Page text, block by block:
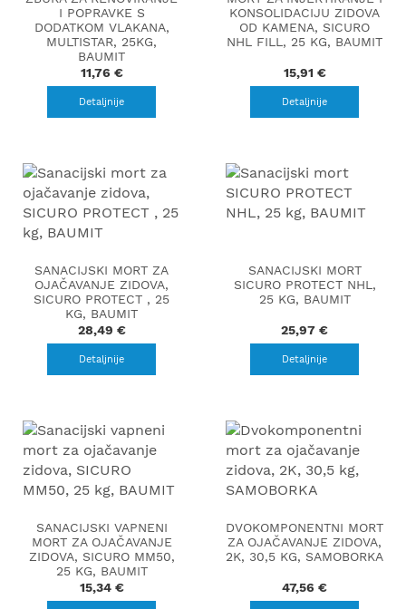
I POPRAVKE S
DODATKOM VLAKANA,
MULTISTAR, 25KG,
BAUMIT
11,76 €
Detaljnije
KONSOLIDACIJU ZIDOVA
OD KAMENA, SICURO
NHL FILL, 25 KG, BAUMIT
15,91 €
Detaljnije
SANACIJSKI MORT ZA
OJAČAVANJE ZIDOVA,
SICURO PROTECT , 25
KG, BAUMIT
28,49 €
Detaljnije
SANACIJSKI MORT
SICURO PROTECT NHL,
25 KG, BAUMIT
25,97 €
Detaljnije
SANACIJSKI VAPNENI
MORT ZA OJAČAVANJE
ZIDOVA, SICURO MM50,
25 KG, BAUMIT
15,34 €
DVOKOMPONENTNI MORT
ZA OJAČAVANJE ZIDOVA,
2K, 30,5 KG, SAMOBORKA
47,56 €